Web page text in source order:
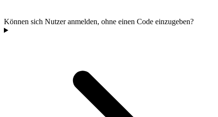
Können sich Nutzer anmelden, ohne einen Code einzugeben?